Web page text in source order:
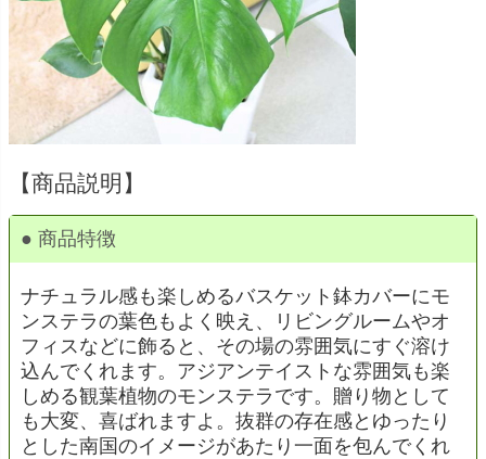
【商品説明】
● 商品特徴
ナチュラル感も楽しめるバスケット鉢カバーにモ
ンステラの葉色もよく映え、リビングルームやオ
フィスなどに飾ると、その場の雰囲気にすぐ溶け
込んでくれます。アジアンテイストな雰囲気も楽
しめる観葉植物のモンステラです。贈り物として
も大変、喜ばれますよ。抜群の存在感とゆったり
とした南国のイメージがあたり一面を包んでくれ